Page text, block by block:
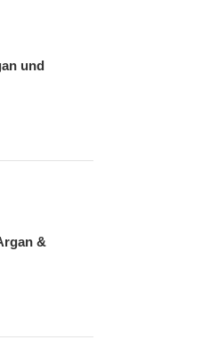
und
&